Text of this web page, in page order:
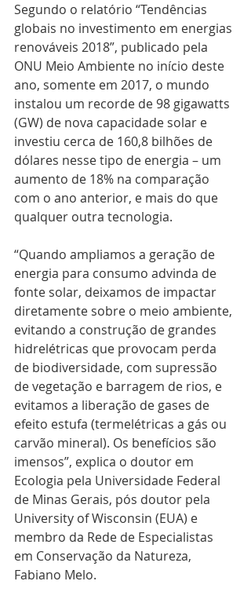
Segundo o relatório “Tendências
globais no investimento em energias
renováveis 2018”, publicado pela
ONU Meio Ambiente no início deste
ano, somente em 2017, o mundo
instalou um recorde de 98 gigawatts
(GW) de nova capacidade solar e
investiu cerca de 160,8 bilhões de
dólares nesse tipo de energia – um
aumento de 18% na comparação
com o ano anterior, e mais do que
qualquer outra tecnologia.
“Quando ampliamos a geração de
energia para consumo advinda de
fonte solar, deixamos de impactar
diretamente sobre o meio ambiente,
evitando a construção de grandes
hidrelétricas que provocam perda
de biodiversidade, com supressão
de vegetação e barragem de rios, e
evitamos a liberação de gases de
efeito estufa (termelétricas a gás ou
carvão mineral). Os benefícios são
imensos”, explica o doutor em
Ecologia pela Universidade Federal
de Minas Gerais, pós doutor pela
University of Wisconsin (EUA) e
membro da Rede de Especialistas
em Conservação da Natureza,
Fabiano Melo.